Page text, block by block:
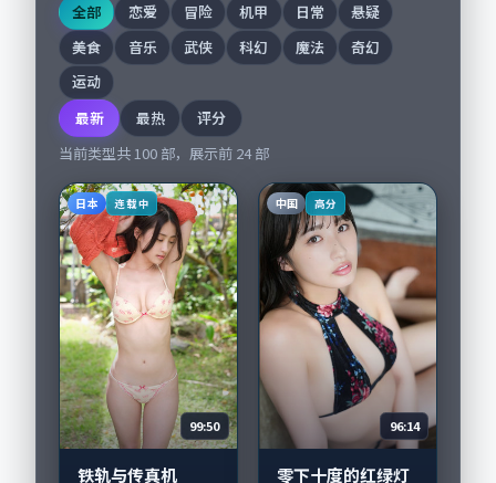
全部 恋爱 冒险 机甲 日常
悬疑
美食
音乐 武侠 科幻 魔法
奇幻
运动
最新
最热
评分
当前类型共100 部，展示前 24部
日本 连载中
99:50
铁轨与传真机
中国 高分
96:14
零下十度的红绿灯